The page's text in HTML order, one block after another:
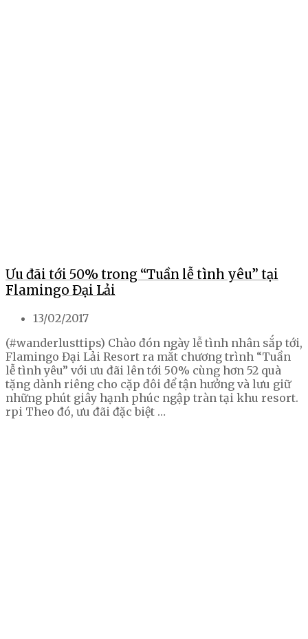
Ưu đãi tới 50% trong “Tuần lễ tình yêu” tại
Flamingo Đại Lải
13/02/2017
(#wanderlusttips) Chào đón ngày lễ tình nhân sắp tới,
Flamingo Đại Lải Resort ra mắt chương trình “Tuần
lễ tình yêu” với ưu đãi lên tới 50% cùng hơn 52 quà
tặng dành riêng cho cặp đôi để tận hưởng và lưu giữ
những phút giây hạnh phúc ngập tràn tại khu resort.
rpi Theo đó, ưu đãi đặc biệt …